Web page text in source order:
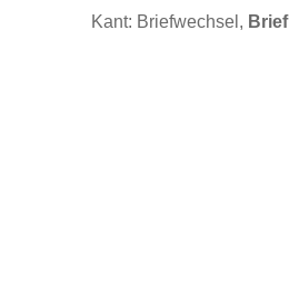
Kant: Briefwechsel,